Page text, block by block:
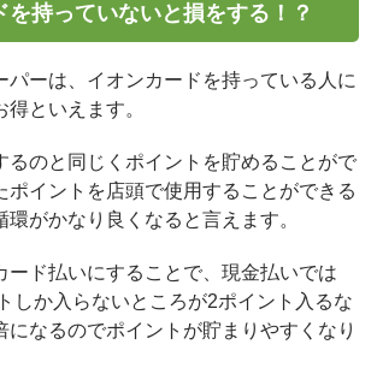
を持っていないと損をする！？
パーは、イオンカードを持っている人に
といえます。
るのと同じくポイントを貯めることがで
ポイントを店頭で使用することができる
がかなり良くなると言えます。
ード払いにすることで、現金払いでは
しか入らないところが2ポイント入るな
になるのでポイントが貯まりやすくなり